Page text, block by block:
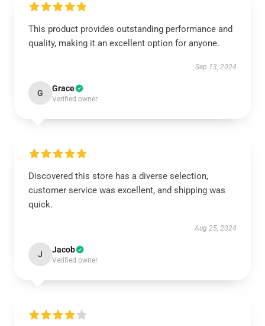
This product provides outstanding performance and
quality, making it an excellent option for anyone.
Sep 13, 2024
G Grace
Verified owner
Discovered this store has a diverse selection,
customer service was excellent, and shipping was
quick.
Aug 25, 2024
J Jacob
Verified owner